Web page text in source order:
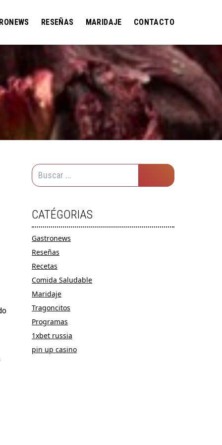
RESEÑAS MARIDAJE CONTACTO
CATÉGORIAS
Gastronews
Reseñas
Recetas
Comida Saludable
Maridaje
Tragoncitos
Programas
1xbet russia
pin up casino